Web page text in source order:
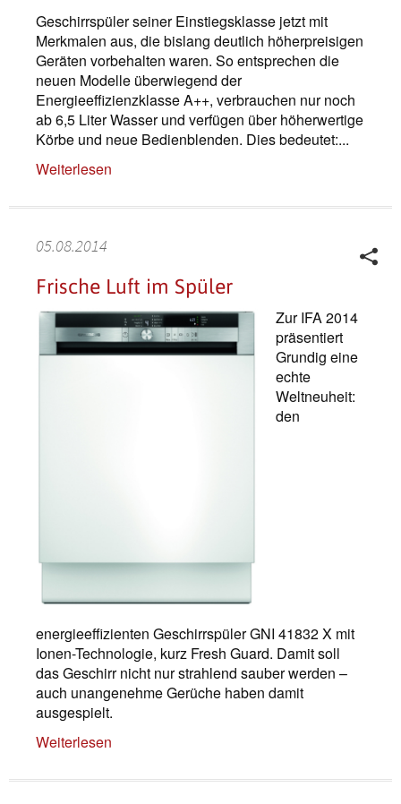
Geschirrspüler seiner Einstiegsklasse jetzt mit
Merkmalen aus, die bislang deutlich höherpreisigen
Geräten vorbehalten waren. So entsprechen die
neuen Modelle überwiegend der
Energieeffizienzklasse A++, verbrauchen nur noch
ab 6,5 Liter Wasser und verfügen über höherwertige
Körbe und neue Bedienblenden. Dies bedeutet:...
Weiterlesen
05.08.2014
Frische Luft im Spüler
Zur IFA 2014
präsentiert
Grundig eine
echte
Weltneuheit:
den
energieeffizienten Geschirrspüler GNI 41832 X mit
Ionen-Technologie, kurz Fresh Guard. Damit soll
das Geschirr nicht nur strahlend sauber werden –
auch unangenehme Gerüche haben damit
ausgespielt.
Weiterlesen